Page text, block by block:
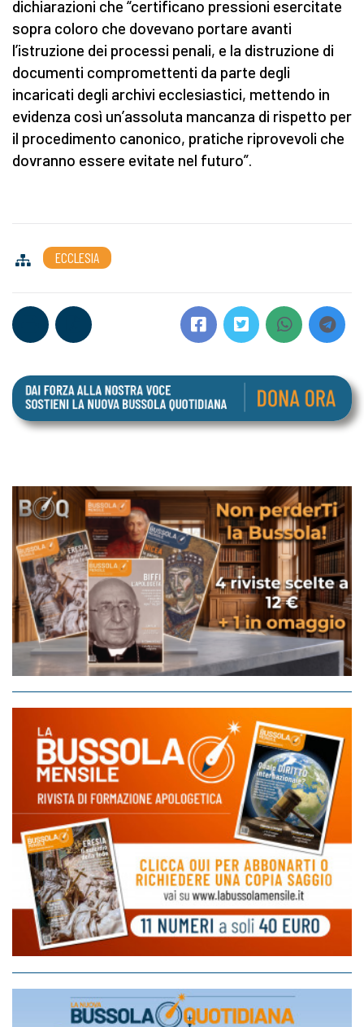
dichiarazioni che “certificano pressioni esercitate
sopra coloro che dovevano portare avanti
l’istruzione dei processi penali, e la distruzione di
documenti compromettenti da parte degli
incaricati degli archivi ecclesiastici, mettendo in
evidenza così un’assoluta mancanza di rispetto per
il procedimento canonico, pratiche riprovevoli che
dovranno essere evitate nel futuro”.
ECCLESIA